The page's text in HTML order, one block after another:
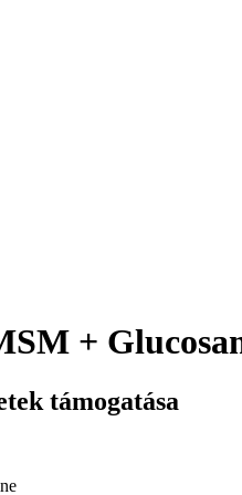
+
támogatása